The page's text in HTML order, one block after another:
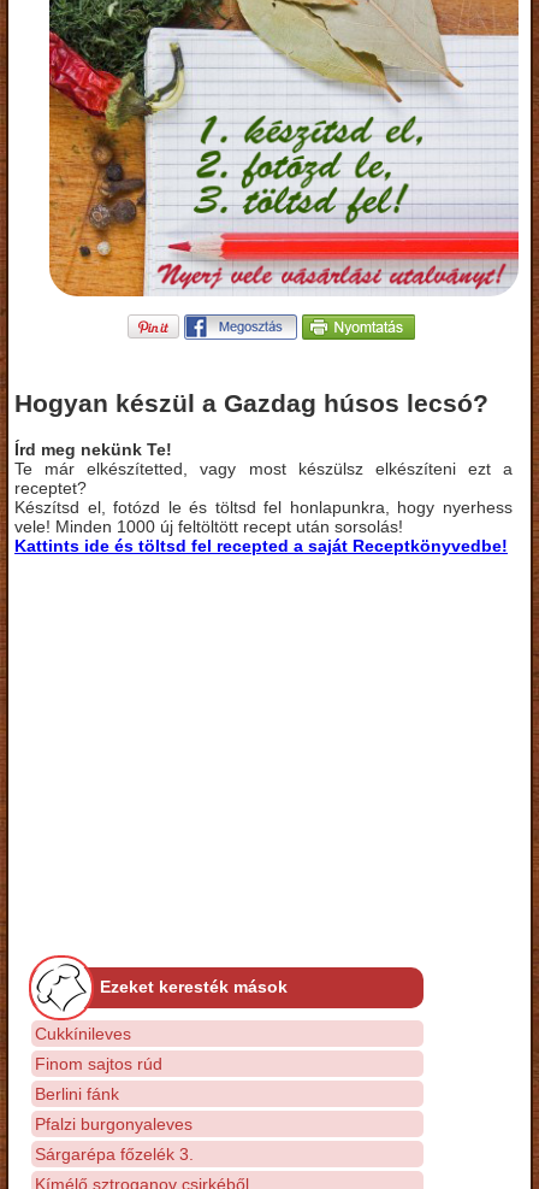
Hogyan készül a Gazdag húsos lecsó?
Írd meg nekünk Te!
Te már elkészítetted, vagy most készülsz elkészíteni ezt a
receptet?
Készítsd el, fotózd le és töltsd fel honlapunkra, hogy nyerhess
vele! Minden 1000 új feltöltött recept után sorsolás!
Kattints ide és töltsd fel recepted a saját Receptkönyvedbe!
Ezeket keresték mások
Cukkínileves
Finom sajtos rúd
Berlini fánk
Pfalzi burgonyaleves
Sárgarépa főzelék 3.
Kímélő sztroganov csirkéből